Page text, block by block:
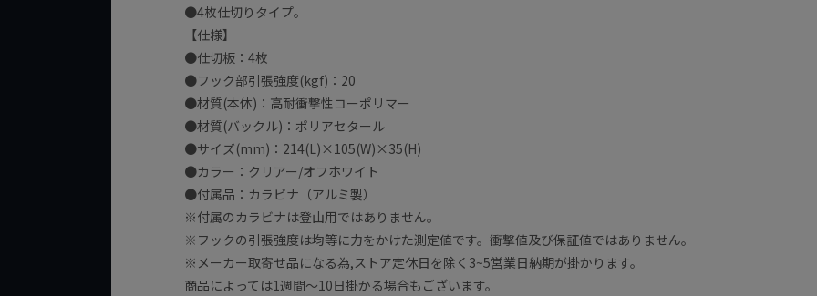
●4枚仕切りタイプ。
【仕様】
●仕切板：4枚
●フック部引張強度(kgf)：20
●材質(本体)：高耐衝撃性コーポリマー
●材質(バックル)：ポリアセタール
●サイズ(mm)：214(L)×105(W)×35(H)
●カラー：クリアー/オフホワイト
●付属品：カラビナ（アルミ製）
※付属のカラビナは登山用ではありません。
※フックの引張強度は均等に力をかけた測定値です。衝撃値及び保証値ではありません。
※メーカー取寄せ品になる為,ストア定休日を除く3~5営業日納期が掛かります。
商品によっては1週間～10日掛かる場合もございます。